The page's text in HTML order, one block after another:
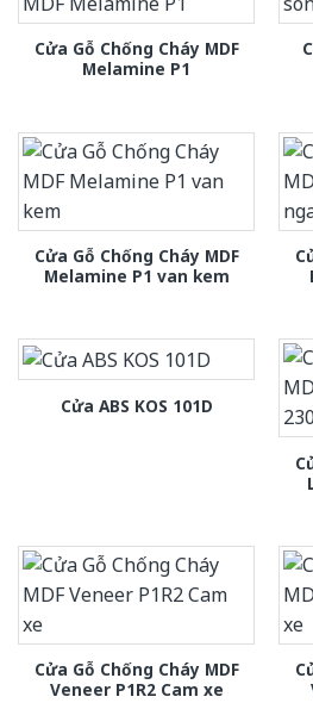
Cửa Gỗ Chống Cháy MDF
Melamine P1
Cửa Gỗ Chống Cháy MDF
Melamine P1 van kem
Cửa ABS KOS 101D
Cửa Gỗ Chống Cháy MDF
Veneer P1R2 Cam xe